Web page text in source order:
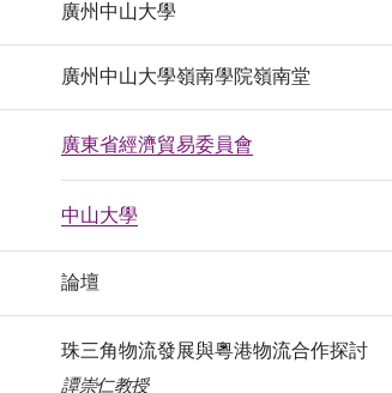
廣州中山大學
廣州中山大學嶺南學院嶺南堂
廣東省經濟貿易委員會
中山大學
論壇
珠三角物流發展與粵港物流合作探討
譚崇仁教授